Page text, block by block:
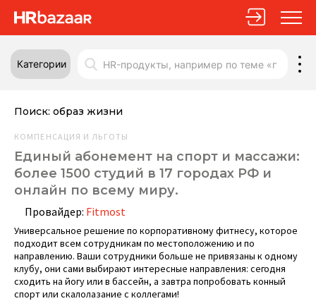
Категории
Поиск: образ жизни
КОМПЕНСАЦИЯ И ЛЬГОТЫ
Единый абонемент на спорт и массажи:
более 1500 студий в 17 городах РФ и
онлайн по всему миру.
Провайдер: Fitmost
Универсальное решение по корпоративному фитнесу, которое
подходит всем сотрудникам по местоположению и по
направлению. Ваши сотрудники больше не привязаны к одному
клубу, они сами выбирают интересные направления: сегодня
сходить на йогу или в бассейн, а завтра попробовать конный
спорт или скалолазание с коллегами!